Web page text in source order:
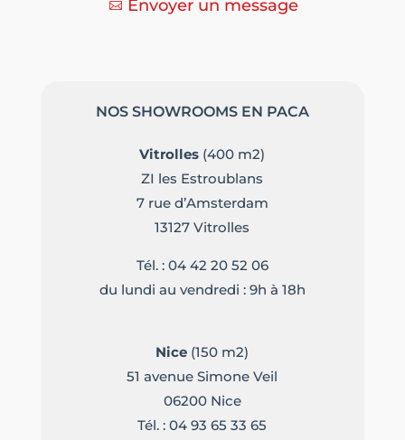
Envoyer un message
NOS SHOWROOMS EN PACA
Vitrolles (400 m2)
ZI les Estroublans
7 rue d’Amsterdam
13127 Vitrolles
Tél. : 04 42 20 52 06
du lundi au vendredi : 9h à 18h
Nice (150 m2)
51 avenue Simone Veil
06200 Nice
Tél. :04 93 65 33 65